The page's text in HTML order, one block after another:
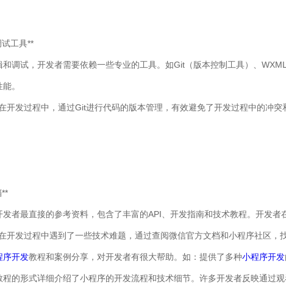
工具**
和调试，开发者需要依赖一些专业的工具。如Git（版本控制工具）、
。
开发过程中，通过Git进行代码的版本管理，有效避免了开发过程中的冲
者最直接的参考资料，包含了丰富的API、开发指南和技术教程。开发者
开发过程中遇到了一些技术难题，通过查阅微信官方文档和小程序社区
序开发教程和案例分享，对开发者有很大帮助。如：提供了多种小程序开发
的形式详细介绍了小程序的开发流程和技术细节。许多开发者反映通过